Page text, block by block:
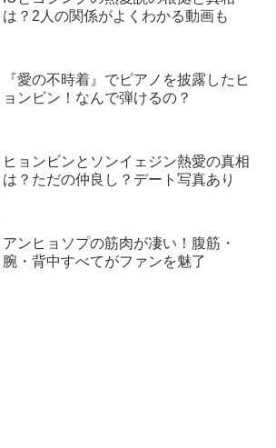
は？2人の関係がよくわかる動画も
『愛の不時着』でピアノを披露したヒ
ョンビン！なんで弾けるの？
ヒョンビンとソンイェジン熱愛の真相
は？ただの仲良し？デート写真あり
アンヒョソプの筋肉が凄い！腹筋・
腕・背中すべてがファンを魅了